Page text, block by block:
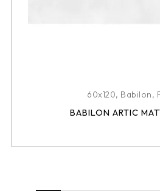
60x120, Babilon,
BABILON ARTIC